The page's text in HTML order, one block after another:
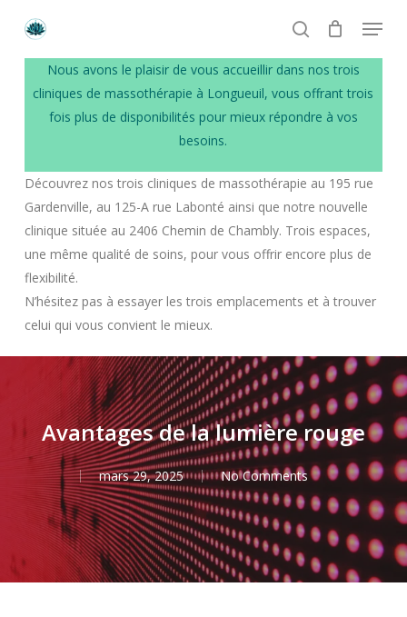
main
search
Menu
Numéro de téléphone
+1 514 513-4449
Heures d’ouverture
Lundi à Vendredi: 9h à 21h
Samedi et Dimanche: 9h à 19h
Nous avons le plaisir de vous accueillir dans nos trois
cliniques de massothérapie à Longueuil, vous offrant trois
fois plus de disponibilités pour mieux répondre à vos
besoins.
Découvrez nos trois cliniques de massothérapie au 195 rue
Gardenville, au 125-A rue Labonté ainsi que notre nouvelle
clinique située au 2406 Chemin de Chambly. Trois espaces,
une même qualité de soins, pour vous offrir encore plus de
flexibilité.
N’hésitez pas à essayer les trois emplacements et à trouver
celui qui vous convient le mieux.
Avantages de la lumière rouge
mars 29, 2025 No Comments